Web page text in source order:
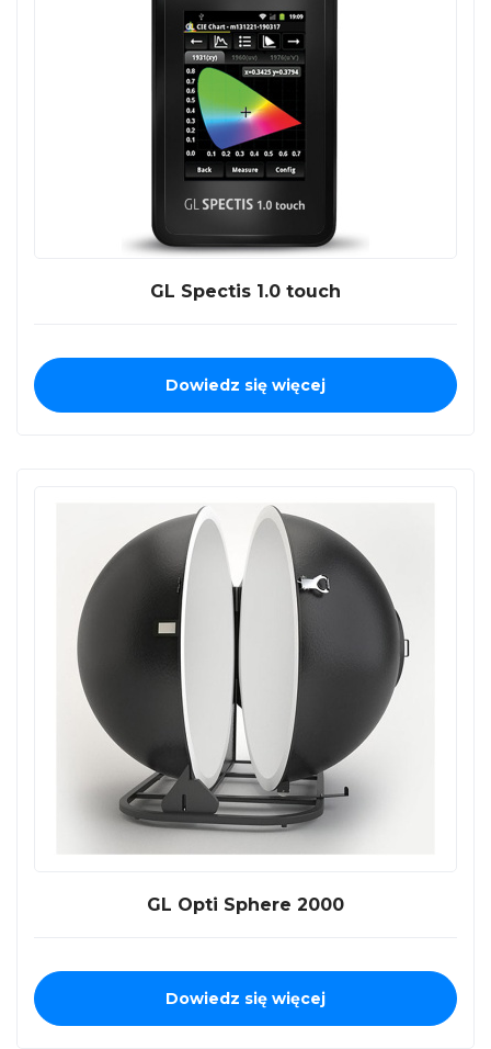
GL Spectis 1.0 touch
Dowiedz się więcej
GL Opti Sphere 2000
Dowiedz się więcej